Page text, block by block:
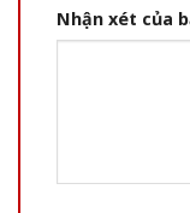
Nhận xét của